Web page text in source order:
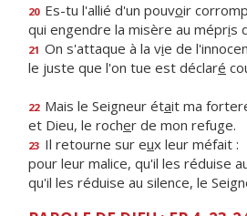
20 Es-tu l'allié d'un pouvoir
qui engendre la misère au mépris
21 On s'attaque à la vie de
le juste que l'on tue est déclaré
22 Mais le Seigneur était ma
et Dieu, le rocher de mon refuge.
23 Il retourne sur eux leur méfait :
pour leur malice, qu'il les réduise
qu'il les réduise au silence, le